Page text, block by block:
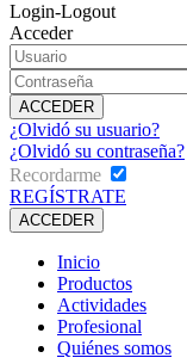
Login-Logout
Acceder
¿Olvidó su usuario?
¿Olvidó su contraseña?
Recordarme
REGÍSTRATE
Inicio
Productos
Actividades
Profesional
Quiénes somos